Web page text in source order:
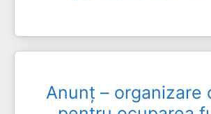
Anunț – organizare